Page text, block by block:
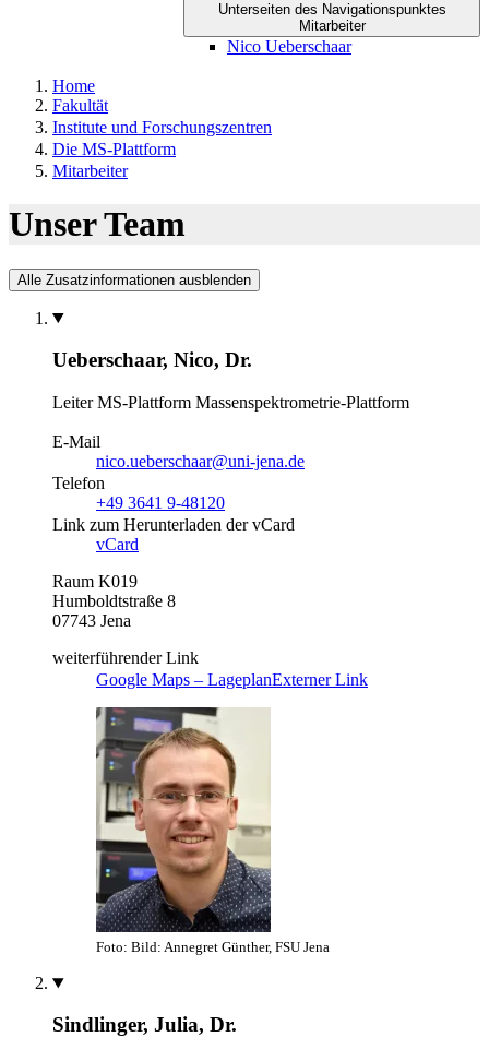
Unterseiten des Navigationspunktes
Mitarbeiter
Nico Ueberschaar
Home
Fakultät
Institute und Forschungszentren
Die MS-Plattform
Mitarbeiter
Unser Team
Alle Zusatzinformationen ausblenden
Ueberschaar, Nico, Dr.
Leiter MS-Plattform Massenspektrometrie-Plattform
E-Mail
nico.ueberschaar@uni-jena.de
Telefon
+49 3641 9-48120
Link zum Herunterladen der vCard
vCard
Raum K019
Humboldtstraße 8
07743 Jena
weiterführender Link
Google Maps – LageplanExterner Link
Foto: Bild: Annegret Günther, FSU Jena
Sindlinger, Julia, Dr.